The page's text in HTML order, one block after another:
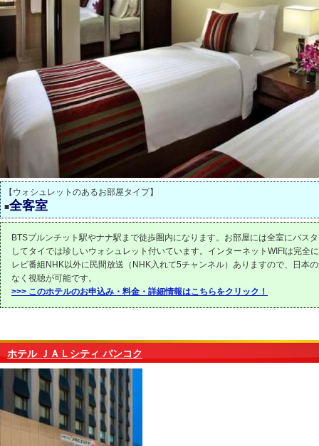
【ウォシュレットのあるお部屋タイプ】
■全客室
BTSプルンチット駅やナナ駅まで徒歩圏内になります。お部屋には全室にバス
してタイでは珍しいウォシュレット付いています。インターネットWIFIは完全
レビ番組NHK以外に民間放送（NHK入れて5チャンネル）ありますので、日本
なく視聴が可能です。
>>> このホテルのお申込み・料金・詳細情報はこちらをクリック！
ホテル ＪＡＬシティ バンコク